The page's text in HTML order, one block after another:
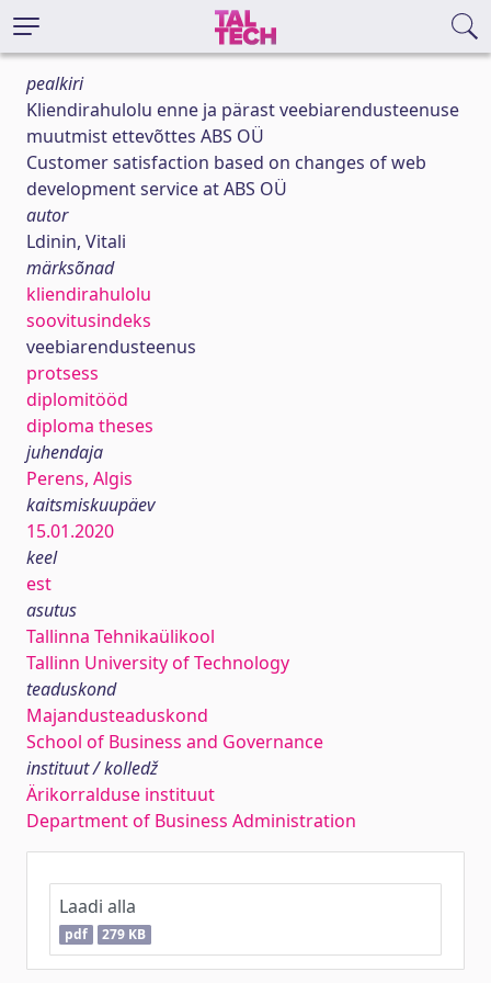
pealkiri
Kliendirahulolu enne ja pärast veebiarendusteenuse
muutmist ettevõttes ABS OÜ
Customer satisfaction based on changes of web
development service at ABS OÜ
autor
Ldinin, Vitali
märksõnad
kliendirahulolu
soovitusindeks
veebiarendusteenus
protsess
diplomitööd
diploma theses
juhendaja
Perens, Algis
kaitsmiskuupäev
15.01.2020
keel
est
asutus
Tallinna Tehnikaülikool
Tallinn University of Technology
teaduskond
Majandusteaduskond
School of Business and Governance
instituut / kolledž
Ärikorralduse instituut
Department of Business Administration
Laadi alla
pdf 279 KB